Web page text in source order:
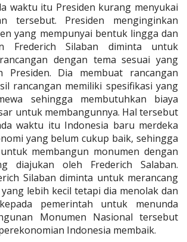
waktu itu Presiden kurang menyukai
tersebut. Presiden menginginkan
yang mempunyai bentuk lingga dan
Frederich Silaban diminta untuk
dengan tema sesuai yang
Presiden. Dia membuat rancangan
rancangan memiliki spesifikasi yang
sehingga membutuhkan biaya
untuk membangunnya. Hal tersebut
waktu itu Indonesia baru merdeka
yang belum cukup baik, sehingga
membangun monumen dengan
diajukan oleh Frederich Salaban.
Silaban diminta untuk merancang
lebih kecil tetapi dia menolak dan
pemerintah untuk menunda
Monumen Nasional tersebut
Indonesia membaik.